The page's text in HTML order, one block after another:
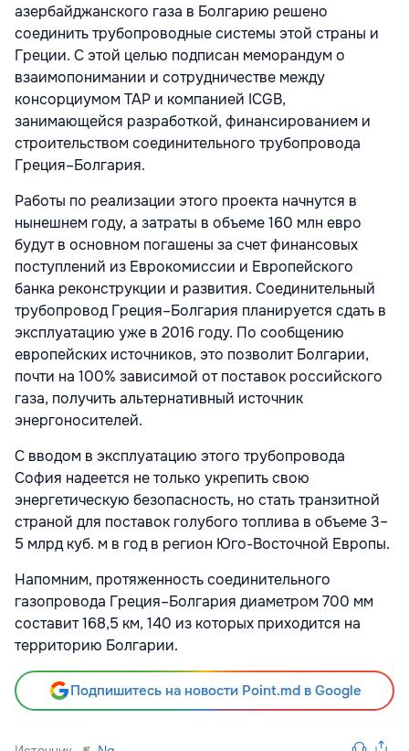
азербайджанского газа в Болгарию решено
соединить трубопроводные системы этой страны и
Греции. С этой целью подписан меморандум о
взаимопонимании и сотрудничестве между
консорциумом TAP и компанией ICGB,
занимающейся разработкой, финансированием и
строительством соединительного трубопровода
Греция–Болгария.
Работы по реализации этого проекта начнутся в
нынешнем году, а затраты в объеме 160 млн евро
будут в основном погашены за счет финансовых
поступлений из Еврокомиссии и Европейского
банка реконструкции и развития. Соединительный
трубопровод Греция–Болгария планируется сдать в
эксплуатацию уже в 2016 году. По сообщению
европейских источников, это позволит Болгарии,
почти на 100% зависимой от поставок российского
газа, получить альтернативный источник
энергоносителей.
С вводом в эксплуатацию этого трубопровода
София надеется не только укрепить свою
энергетическую безопасность, но стать транзитной
страной для поставок голубого топлива в объеме 3–
5 млрд куб. м в год в регион Юго-Восточной Европы.
Напомним, протяженность соединительного
газопровода Греция–Болгария диаметром 700 мм
составит 168,5 км, 140 из которых приходится на
территорию Болгарии.
Подпишитесь на новости Point.md в Google